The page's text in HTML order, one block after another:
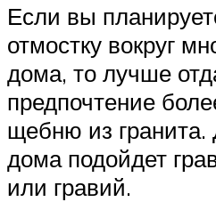
Если вы
отмостку вокруг
дома, то лучше
предпочтение
щебню из гранита.
дома подойдет
или гравий.